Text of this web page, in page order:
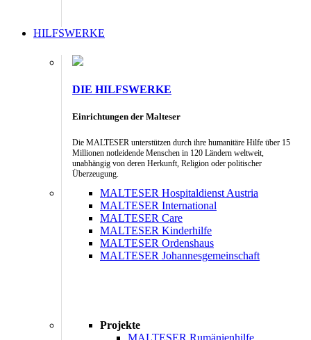
HILFSWERKE
DIE HILFSWERKE
Einrichtungen der Malteser
Die MALTESER unterstützen durch ihre humanitäre Hilfe über 15
Millionen notleidende Menschen in 120 Ländern weltweit,
unabhängig von deren Herkunft, Religion oder politischer
Überzeugung.
MALTESER Hospitaldienst Austria
MALTESER International
MALTESER Care
MALTESER Kinderhilfe
MALTESER Ordenshaus
MALTESER Johannesgemeinschaft
Projekte
MALTESER Rumänienhilfe